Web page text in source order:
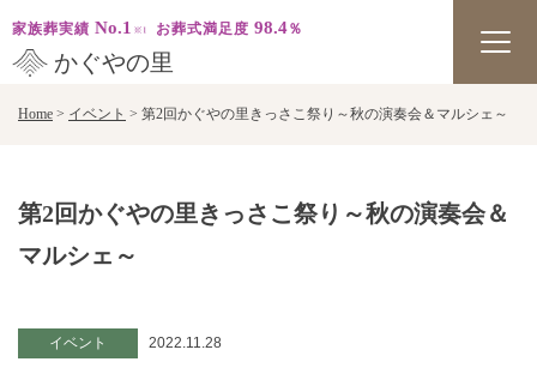
かぐやの里
家族葬実績 No.1 お葬式満足度 98.4％
Home > イベント > 第2回かぐやの里きっさこ祭り～秋の演奏会＆マルシェ～
第2回かぐやの里きっさこ祭り～秋の演奏会＆
マルシェ～
イベント 2022.11.28